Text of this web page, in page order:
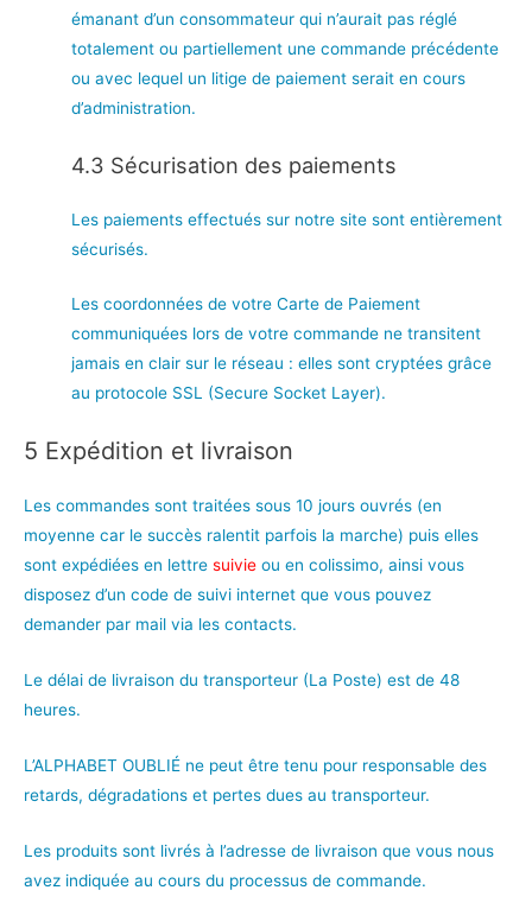
émanant d’un consommateur qui n’aurait pas réglé
totalement ou partiellement une commande précédente
ou avec lequel un litige de paiement serait en cours
d’administration.
4.3 Sécurisation des paiements
Les paiements effectués sur notre site sont entièrement
sécurisés.
Les coordonnées de votre Carte de Paiement
communiquées lors de votre commande ne transitent
jamais en clair sur le réseau : elles sont cryptées grâce
au protocole SSL (Secure Socket Layer).
5 Expédition et livraison
Les commandes sont traitées sous 10 jours ouvrés (en
moyenne car le succès ralentit parfois la marche) puis elles
sont expédiées en lettre suivie ou en colissimo, ainsi vous
disposez d’un code de suivi internet que vous pouvez
demander par mail via les contacts.
Le délai de livraison du transporteur (La Poste) est de 48
heures.
L’ALPHABET OUBLIÉ ne peut être tenu pour responsable des
retards, dégradations et pertes dues au transporteur.
Les produits sont livrés à l’adresse de livraison que vous nous
avez indiquée au cours du processus de commande.